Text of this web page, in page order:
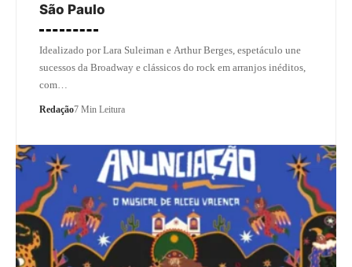
São Paulo
Idealizado por Lara Suleiman e Arthur Berges, espetáculo une
sucessos da Broadway e clássicos do rock em arranjos inéditos,
com…
Redação7 Min Leitura